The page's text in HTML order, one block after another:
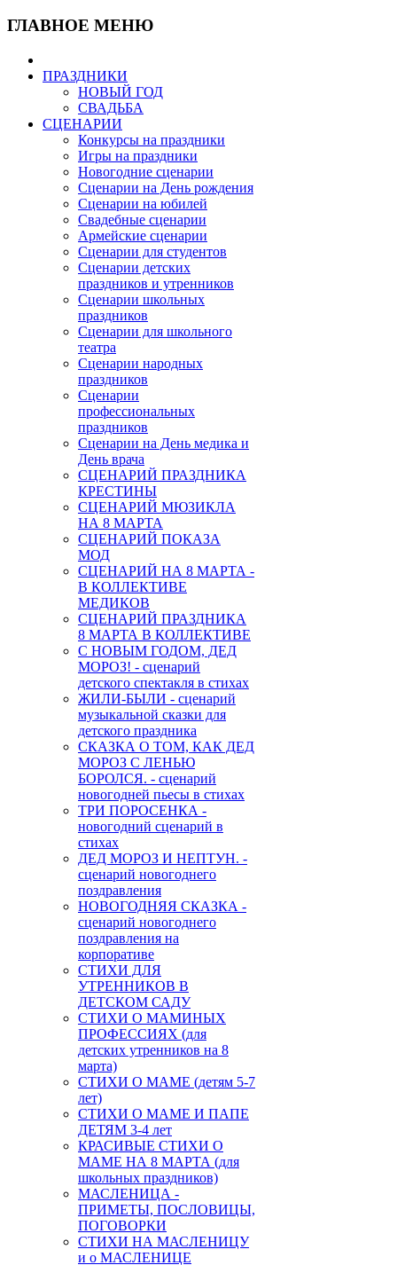
ГЛАВНОЕ МЕНЮ
ПРАЗДНИКИ
НОВЫЙ ГОД
СВАДЬБА
СЦЕНАРИИ
Конкурсы на праздники
Игры на праздники
Новогодние сценарии
Сценарии на День рождения
Сценарии на юбилей
Свадебные сценарии
Армейские сценарии
Сценарии для студентов
Сценарии детских
праздников и утренников
Сценарии школьных
праздников
Сценарии для школьного
театра
Сценарии народных
праздников
Сценарии
профессиональных
праздников
Сценарии на День медика и
День врача
СЦЕНАРИЙ ПРАЗДНИКА
КРЕСТИНЫ
СЦЕНАРИЙ МЮЗИКЛА
НА 8 МАРТА
СЦЕНАРИЙ ПОКАЗА
МОД
СЦЕНАРИЙ НА 8 МАРТА -
В КОЛЛЕКТИВЕ
МЕДИКОВ
СЦЕНАРИЙ ПРАЗДНИКА
8 МАРТА В КОЛЛЕКТИВЕ
С НОВЫМ ГОДОМ, ДЕД
МОРОЗ! - сценарий
детского спектакля в стихах
ЖИЛИ-БЫЛИ - сценарий
музыкальной сказки для
детского праздника
СКАЗКА О ТОМ, КАК ДЕД
МОРОЗ С ЛЕНЬЮ
БОРОЛСЯ. - сценарий
новогодней пьесы в стихах
ТРИ ПОРОСЕНКА -
новогодний сценарий в
стихах
ДЕД МОРОЗ И НЕПТУН. -
сценарий новогоднего
поздравления
НОВОГОДНЯЯ СКАЗКА -
сценарий новогоднего
поздравления на
корпоративе
СТИХИ ДЛЯ
УТРЕННИКОВ В
ДЕТСКОМ САДУ
СТИХИ О МАМИНЫХ
ПРОФЕССИЯХ (для
детских утренников на 8
марта)
СТИХИ О МАМЕ (детям 5-7
лет)
СТИХИ О МАМЕ И ПАПЕ
ДЕТЯМ 3-4 лет
КРАСИВЫЕ СТИХИ О
МАМЕ НА 8 МАРТА (для
школьных праздников)
МАСЛЕНИЦА -
ПРИМЕТЫ, ПОСЛОВИЦЫ,
ПОГОВОРКИ
СТИХИ НА МАСЛЕНИЦУ
и о МАСЛЕНИЦЕ